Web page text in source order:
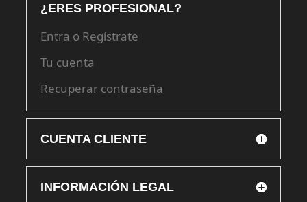
¿ERES PROFESIONAL?
Entra o Regístrate
Tu cuenta
Recuperar contraseña
CUENTA CLIENTE
INFORMACIÓN LEGAL